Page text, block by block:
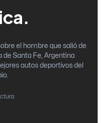
el hombre que salió de
de Santa Fe, Argentina
autos deportivos del